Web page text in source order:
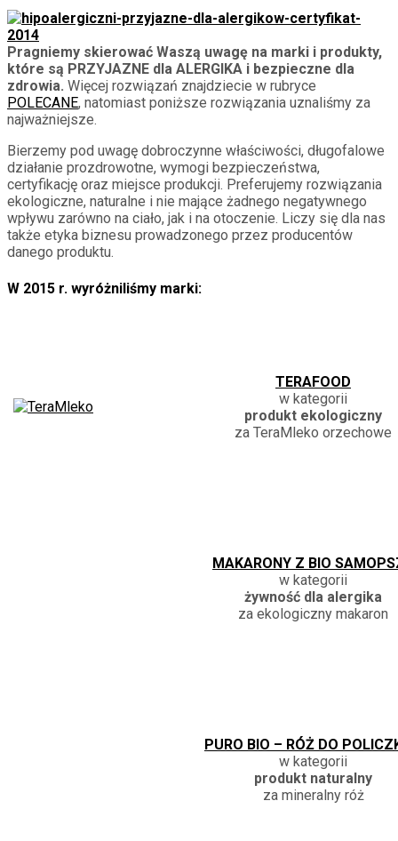
Pragniemy skierować Waszą uwagę na marki i produkty,
które są PRZYJAZNE dla ALERGIKA i bezpieczne dla
zdrowia. Więcej rozwiązań znajdziecie w rubryce
POLECANE, natomiast poniższe rozwiązania uznaliśmy za
najważniejsze.
Bierzemy pod uwagę dobroczynne właściwości, długofalowe
działanie prozdrowotne, wymogi bezpieczeństwa,
certyfikację oraz miejsce produkcji. Preferujemy rozwiązania
ekologiczne, naturalne i nie mające żadnego negatywnego
wpływu zarówno na ciało, jak i na otoczenie. Liczy się dla nas
także etyka biznesu prowadzonego przez producentów
danego produktu.
W 2015 r. wyróżniliśmy marki:
TERAFOOD
w kategorii
produkt ekologiczny
za TeraMleko orzechowe
MAKARONY Z BIO
w kategorii
żywność dla alergika
za ekologiczny makaron
PURO BIO – RÓŻ DO
w kategorii
produkt naturalny
za mineralny róż